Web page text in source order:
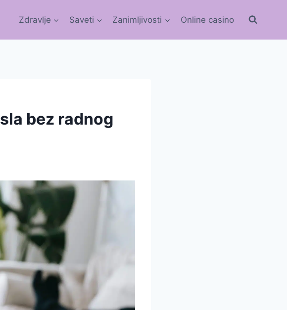
Zdravlje Saveti Zanimljivosti Online casino
bez radnog